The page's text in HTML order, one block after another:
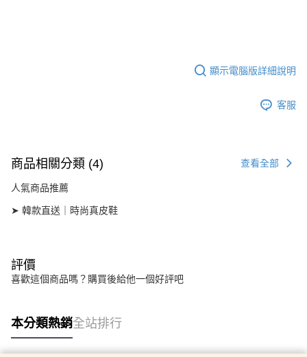
顯示電腦版詳細說明
客服
商品相關分類 (4) 查看全部
人氣商品推薦
➤ 韓款直送｜時尚真皮鞋
評價
喜歡這個商品嗎？購買後給他一個好評吧
本分類熱銷全站排行